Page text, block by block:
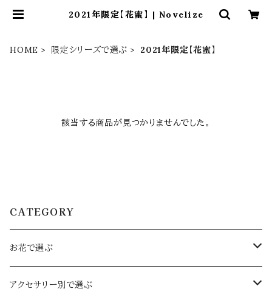
2021年限定【花蜜】 | Novelize
HOME 限定シリーズで選ぶ 2021年限定【花蜜】
該当する商品が見つかりませんでした。
CATEGORY
お花で選ぶ
定番のお花
アクセサリー別で選ぶ